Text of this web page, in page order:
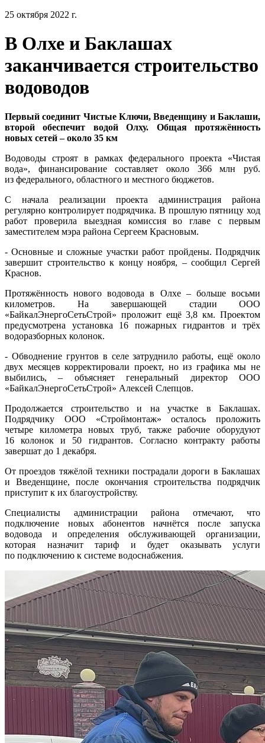
25 октября 2022 г.
В Олхе и Баклашах
заканчивается строительство
водоводов
Первый соединит Чистые Ключи, Введенщину и Баклаши,
второй обеспечит водой Олху. Общая протяжённость
новых сетей – около 35 км
Водоводы строят в рамках федерального проекта «Чистая
вода», финансирование составляет около 366 млн руб.
из федерального, областного и местного бюджетов.
С начала реализации проекта администрация района
регулярно контролирует подрядчика. В прошлую пятницу ход
работ проверила выездная комиссия во главе с первым
заместителем мэра района Сергеем Красновым.
- Основные и сложные участки работ пройдены. Подрядчик
завершит строительство к концу ноября, – сообщил Сергей
Краснов.
Протяжённость нового водовода в Олхе – больше восьми
километров. На завершающей стадии ООО
«БайкалЭнергоСетьСтрой» проложит ещё 3,8 км. Проектом
предусмотрена установка 16 пожарных гидрантов и трёх
водоразборных колонок.
- Обводнение грунтов в селе затруднило работы, ещё около
двух месяцев корректировали проект, но из графика мы не
выбились, – объясняет генеральный директор ООО
«БайкалЭнергоСетьСтрой» Алексей Слепцов.
Продолжается строительство и на участке в Баклашах.
Подрядчику ООО «Строймонтаж» осталось проложить
четыре километра новых труб, также рабочие оборудуют
16 колонок и 50 гидрантов. Согласно контракту работы
завершат до 1 декабря.
От проездов тяжёлой техники пострадали дороги в Баклашах
и Введенщине, после окончания строительства подрядчик
приступит к их благоустройству.
Специалисты администрации района отмечают, что
подключение новых абонентов начнётся после запуска
водовода и определения обслуживающей организации,
которая назначит тариф и будет оказывать услуги
по подключению к системе водоснабжения.